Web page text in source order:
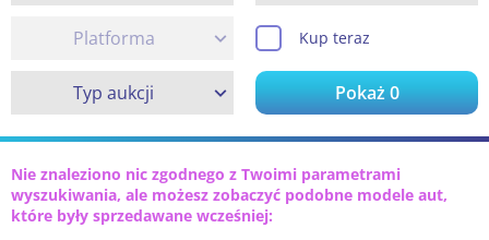
Platforma Kup teraz
Typ aukcji Pokaż0
Nie znaleziono nic zgodnego z Twoimi parametrami
wyszukiwania, ale możesz zobaczyć podobne modele aut,
które były sprzedawane wcześniej: